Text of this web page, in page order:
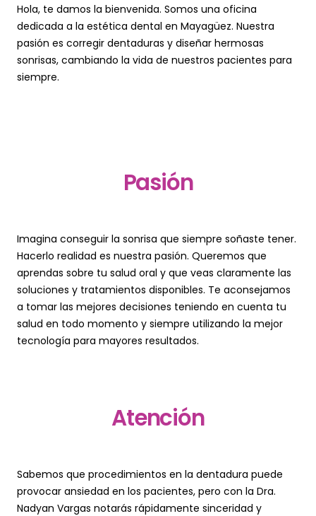
Hola, te damos la bienvenida. Somos una oficina
dedicada a la estética dental en Mayagüez. Nuestra
pasión es corregir dentaduras y diseñar hermosas
sonrisas, cambiando la vida de nuestros pacientes para
siempre.
Pasión
Imagina conseguir la sonrisa que siempre soñaste tener.
Hacerlo realidad es nuestra pasión. Queremos que
aprendas sobre tu salud oral y que veas claramente las
soluciones y tratamientos disponibles. Te aconsejamos
a tomar las mejores decisiones teniendo en cuenta tu
salud en todo momento y siempre utilizando la mejor
tecnología para mayores resultados.
Atención
Sabemos que procedimientos en la dentadura puede
provocar ansiedad en los pacientes, pero con la Dra.
Nadyan Vargas notarás rápidamente sinceridad y